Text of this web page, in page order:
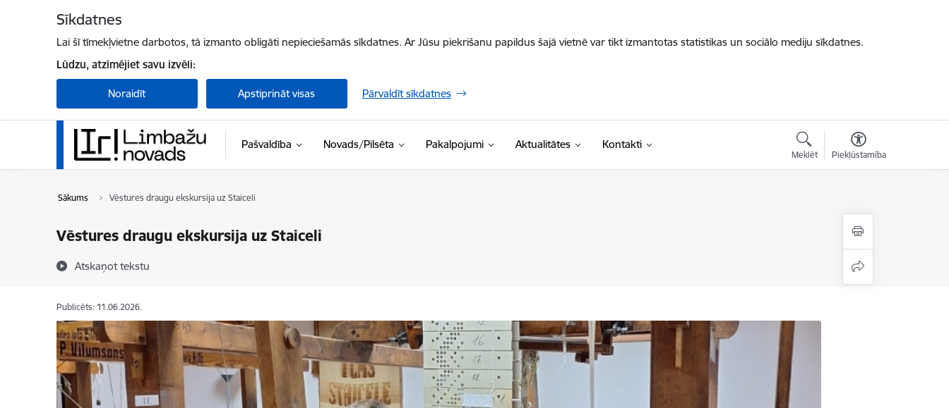
Sīkdatnes
Lai šī tīmekļvietne darbotos, tā izmanto obligāti nepieciešamās sīkdatnes. Ar Jūsu piekrišanu papildus šajā vietnē var tikt izmantotas statistikas un sociālo mediju sīkdatnes.
Lūdzu, atzīmējiet savu izvēli:
Noraidīt Apstiprināt visas Pārvaldīt sīkdatnes
Pašvaldība Novads/Pilsēta Pakalpojumi Aktualitātes Kontakti
Meklēt Piekļūstamība
Sākums Vēstures draugu ekskursija uz Staiceli
Vēstures draugu ekskursija uz Staiceli
Atskaņot tekstu
Publicēts: 11.06.2026.